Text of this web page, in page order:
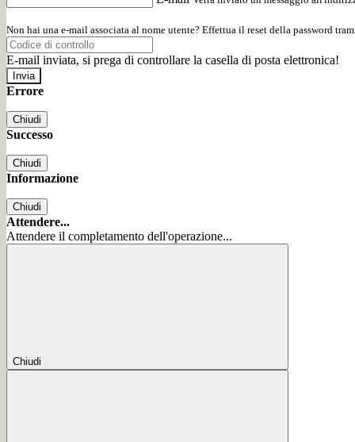
Non hai una e-mail associata al nome utente? Effettua il reset della password
E-mail inviata, si prega di controllare la casella di posta elettronica!
Errore
Chiudi
Successo
Chiudi
Informazione
Chiudi
Attendere...
Attendere il completamento dell'operazione...
Chiudi